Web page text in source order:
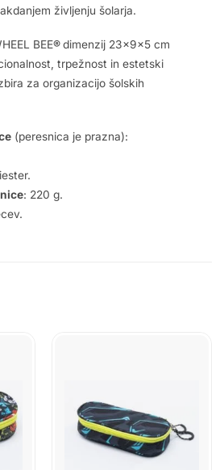
življenju šolarja.
BEE®dimenzij 23x9x5 cm
trpežnost in estetski
za organizacijo šolskih
(peresnica je prazna):
: 220 g.